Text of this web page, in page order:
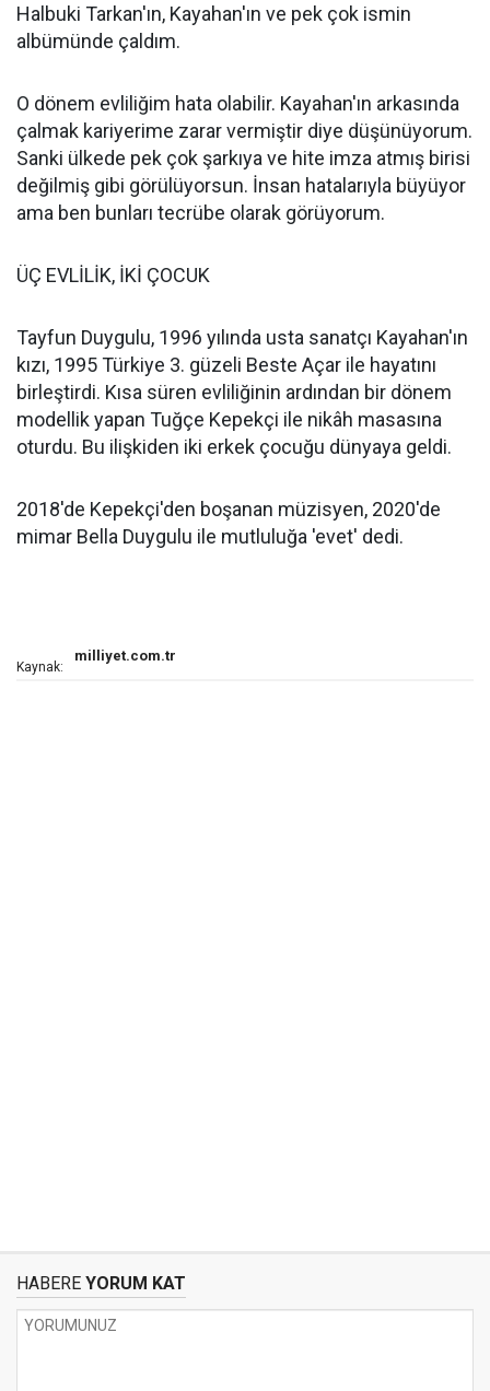
Halbuki Tarkan'ın, Kayahan'ın ve pek çok ismin
albümünde çaldım.
O dönem evliliğim hata olabilir. Kayahan'ın arkasında
çalmak kariyerime zarar vermiştir diye düşünüyorum.
Sanki ülkede pek çok şarkıya ve hite imza atmış birisi
değilmiş gibi görülüyorsun. İnsan hatalarıyla büyüyor
ama ben bunları tecrübe olarak görüyorum.
ÜÇ EVLİLİK, İKİ ÇOCUK
Tayfun Duygulu, 1996 yılında usta sanatçı Kayahan'ın
kızı, 1995 Türkiye 3. güzeli Beste Açar ile hayatını
birleştirdi. Kısa süren evliliğinin ardından bir dönem
modellik yapan Tuğçe Kepekçi ile nikâh masasına
oturdu. Bu ilişkiden iki erkek çocuğu dünyaya geldi.
2018'de Kepekçi'den boşanan müzisyen, 2020'de
mimar Bella Duygulu ile mutluluğa 'evet' dedi.
Kaynak:
milliyet.com.tr
HABERE YORUM KAT